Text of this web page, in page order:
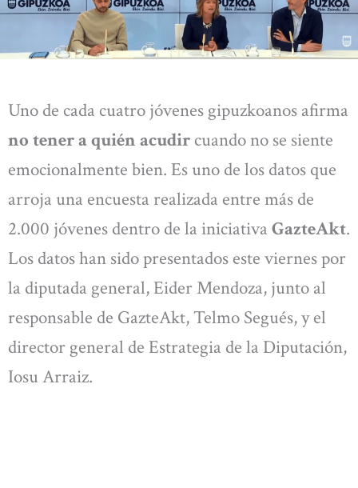
Uno de cada cuatro jóvenes gipuzkoanos afirma
no tener a quién acudir cuando no se siente
emocionalmente bien. Es uno de los datos que
arroja una encuesta realizada entre más de
2.000 jóvenes dentro de la iniciativa GazteAkt.
Los datos han sido presentados este viernes por
la diputada general, Eider Mendoza, junto al
responsable de GazteAkt, Telmo Segués, y el
director general de Estrategia de la Diputación,
Iosu Arraiz.